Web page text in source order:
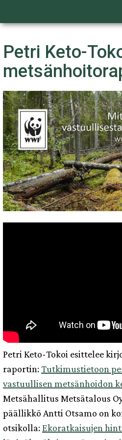
Siirry
sisältöön
Petri Keto-
Petri Keto-Tokoi esittelee
raportin:Tutkimustietoon
vastuullisen metsänhoidon
Metsähallitus Metsätalous
päällikkö Antti Otsamo on
otsikolla:Ekoratkaisujen